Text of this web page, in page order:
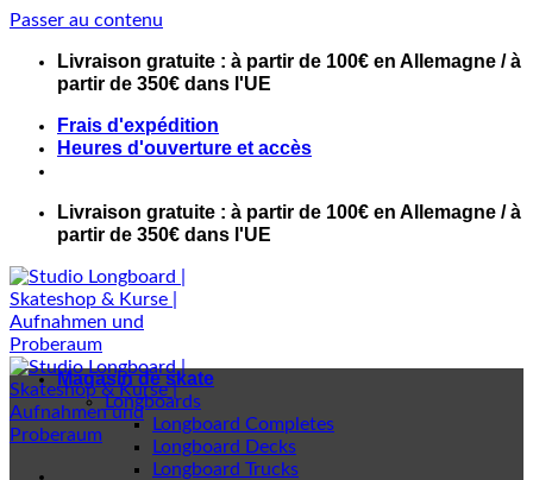
Passer au contenu
Livraison gratuite : à partir de 100€ en Allemagne / à
partir de 350€ dans l'UE
Frais d'expédition
Heures d'ouverture et accès
Livraison gratuite : à partir de 100€ en Allemagne / à
partir de 350€ dans l'UE
Magasin de skate
Longboards
Longboard Completes
Longboard Decks
Longboard Trucks